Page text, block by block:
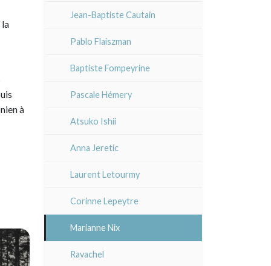
à
Paysages XIXe
Divers XIXe
XX°
Gravures sur bois
Divers
Émile Sulpis (gravures)
Autres écoles
Jean-Baptiste Cautain
Pablo Flaiszman
Baptiste Fompeyrine
Pascale Hémery
Atsuko Ishii
Anna Jeretic
Laurent Letourmy
Corinne Lepeytre
Marianne Nix
Ravachel